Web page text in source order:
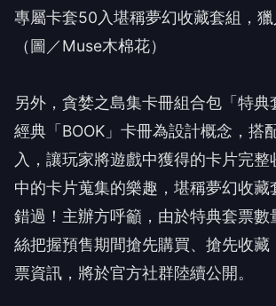
專屬卡套50入堪稱夢幻收藏套組，獵
（圖／Muse木棉花）
另外，貪婪之島集卡冊組合包「特典
經典「BOOK」卡冊為設計概念，搭
入，讓玩家將遊戲中獲得的卡片完整
中的卡片蒐集的樂趣，堪稱夢幻收藏
錯過！主辦方呼籲，由於特典套票數
絲把握預售期間搶先購買、搶先收藏
票資訊，將於官方社群陸續公開。